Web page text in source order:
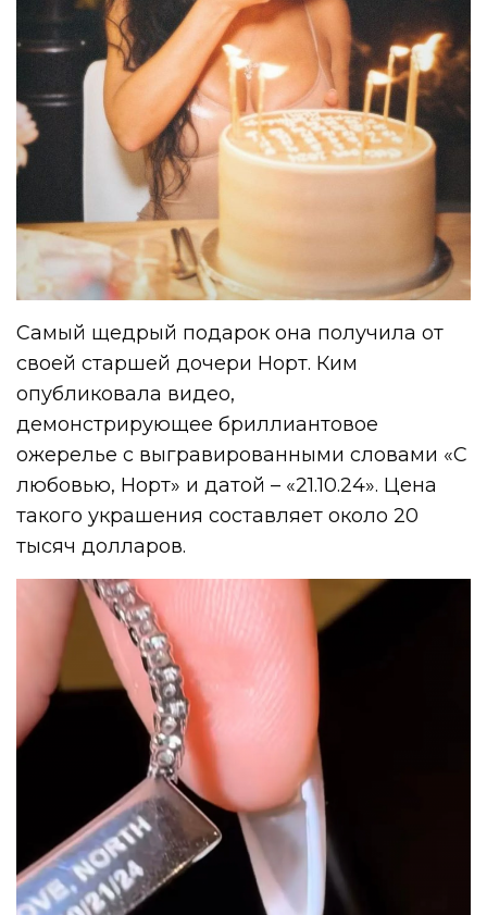
Самый щедрый подарок она получила от
своей старшей дочери Норт. Ким
опубликовала видео,
демонстрирующее бриллиантовое
ожерелье с выгравированными словами «С
любовью, Норт» и датой – «21.10.24». Цена
такого украшения составляет около 20
тысяч долларов.